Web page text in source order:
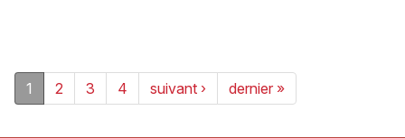
1 2 3 4 suivant › dernier »